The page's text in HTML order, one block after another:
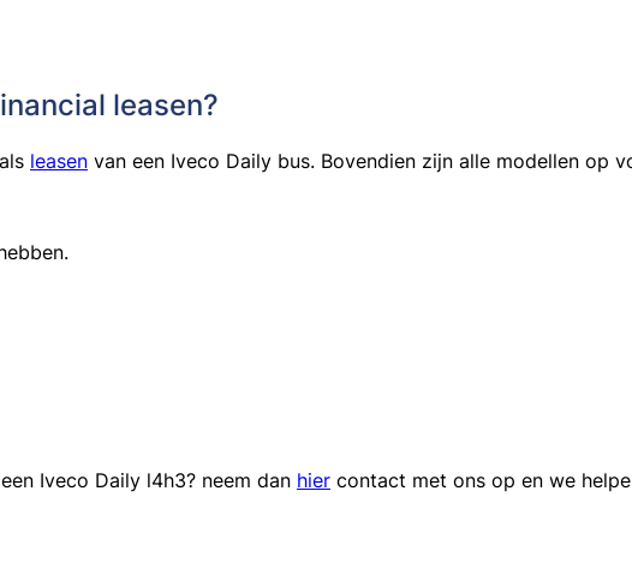
leasen?
als leasen van een Iveco Daily bus. Bovendien zijn alle modellen op
Iveco Daily l4h3? neem dan hier contact met ons op en we